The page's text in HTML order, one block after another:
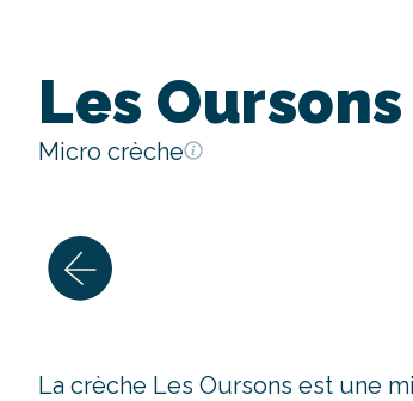
Les Oursons
Micro crèche
La crèche Les Oursons est une